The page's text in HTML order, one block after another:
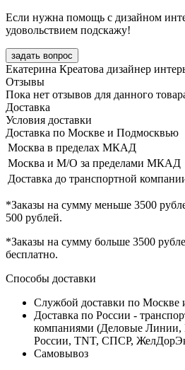
Если нужна помощь с дизайном
удовольствием подскажу!
задать вопрос
Екатерина Креатова дизайнер
Отзывы
Пока нет отзывов для данного
Доставка
Условия доставки
Доставка по Москве и Подмосквью
Москва в пределах МКАД
Москва и М/О за пределами МКАД
Доставка до транспортной
*Заказы на сумму меньше 3500
500 рублей.
*Заказы на сумму больше 3500
бесплатно.
Способы доставки
Службой доставки по Москве
Доставка по России -
компаниями (Деловые
России, TNT, СПСР,
Самовывоз